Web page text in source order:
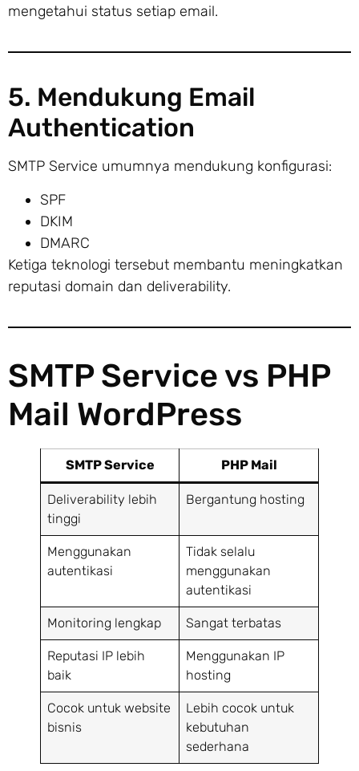
mengetahui status setiap email.
5. Mendukung Email
Authentication
SMTP Service umumnya mendukung konfigurasi:
SPF
DKIM
DMARC
Ketiga teknologi tersebut membantu meningkatkan
reputasi domain dan deliverability.
SMTP Service vs PHP
Mail WordPress
SMTP Service PHP Mail
Deliverability lebih
tinggi
Bergantung hosting
Menggunakan
autentikasi
Tidak selalu
menggunakan
autentikasi
Monitoring lengkap Sangat terbatas
Reputasi IP lebih
baik
Menggunakan IP
hosting
Cocok untuk website
bisnis
Lebih cocok untuk
kebutuhan
sederhana